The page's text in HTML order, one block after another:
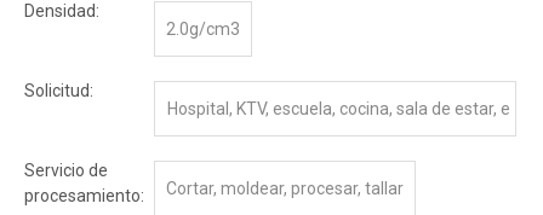
Densidad:
2.0g/cm3
Solicitud:
Hospital, KTV, escuela, cocina, sala de estar, e
Servicio de
procesamiento:
Cortar, moldear, procesar, tallar